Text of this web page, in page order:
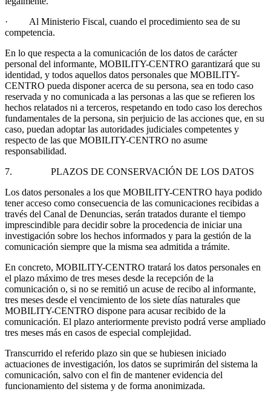
· Al Ministerio Fiscal, cuando el procedimiento sea de su
competencia.
En lo que respecta a la comunicación de los datos de carácter
personal del informante, MOBILITY-CENTRO garantizará que su
identidad, y todos aquellos datos personales que MOBILITY-
CENTRO pueda disponer acerca de su persona, sea en todo caso
reservada y no comunicada a las personas a las que se refieren los
hechos relatados ni a terceros, respetando en todo caso los derechos
fundamentales de la persona, sin perjuicio de las acciones que, en su
caso, puedan adoptar las autoridades judiciales competentes y
respecto de las que MOBILITY-CENTRO no asume
responsabilidad.
7. PLAZOS DE CONSERVACIÓN DE LOS DATOS
Los datos personales a los que MOBILITY-CENTRO haya podido
tener acceso como consecuencia de las comunicaciones recibidas a
través del Canal de Denuncias, serán tratados durante el tiempo
imprescindible para decidir sobre la procedencia de iniciar una
investigación sobre los hechos informados y para la gestión de la
comunicación siempre que la misma sea admitida a trámite.
En concreto, MOBILITY-CENTRO tratará los datos personales en
el plazo máximo de tres meses desde la recepción de la
comunicación o, si no se remitió un acuse de recibo al informante,
tres meses desde el vencimiento de los siete días naturales que
MOBILITY-CENTRO dispone para acusar recibido de la
comunicación. El plazo anteriormente previsto podrá verse ampliado
tres meses más en casos de especial complejidad.
Transcurrido el referido plazo sin que se hubiesen iniciado
actuaciones de investigación, los datos se suprimirán del sistema la
comunicación, salvo con el fin de mantener evidencia del
funcionamiento del sistema y de forma anonimizada.